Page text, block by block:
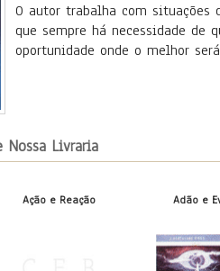
O autor trabalha com situações
que sempre há necessidade de
oportunidade onde o melhor
Nossa Livraria
Ação e Reação Adão e